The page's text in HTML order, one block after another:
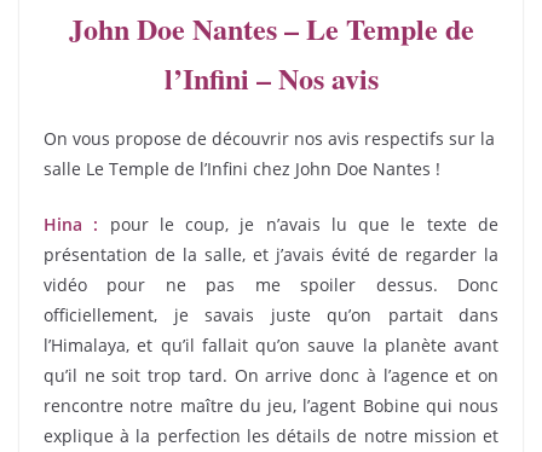
John Doe Nantes – Le Temple de
l’Infini – Nos avis
On vous propose de découvrir nos avis respectifs sur la
salle Le Temple de l’Infini chez John Doe Nantes !
Hina :
pour le coup, je n’avais lu que le texte de
présentation de la salle, et j’avais évité de regarder la
vidéo pour ne pas me spoiler dessus. Donc
officiellement, je savais juste qu’on partait dans
l’Himalaya, et qu’il fallait qu’on sauve la planète avant
qu’il ne soit trop tard. On arrive donc à l’agence et on
rencontre notre maître du jeu, l’agent Bobine qui nous
explique à la perfection les détails de notre mission et